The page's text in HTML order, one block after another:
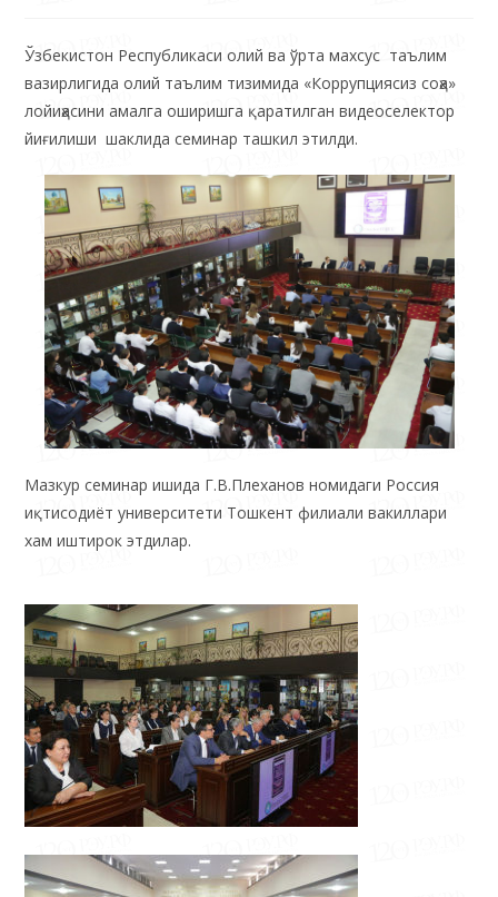
вазирлигида олий таълим тизимида «Коррупциясиз соҳа»
лойиҳасини амалга оширишга қаратилган видеоселектор
йиғилиши шаклида семинар ташкил этилди.
Мазкур семинар ишида Г.В.Плеханов номидаги Россия
хам иштирок этдилар.